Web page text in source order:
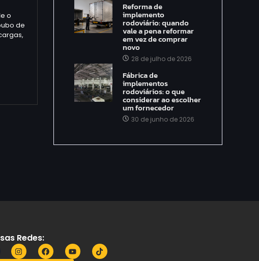
o
de
Reforma de
implemento
rodoviário: quando
vale a pena reformar
em vez de comprar
novo
28 de julho de 2026
Fábrica de
implementos
rodoviários: o que
considerar ao escolher
um fornecedor
30 de junho de 2026
Redes: